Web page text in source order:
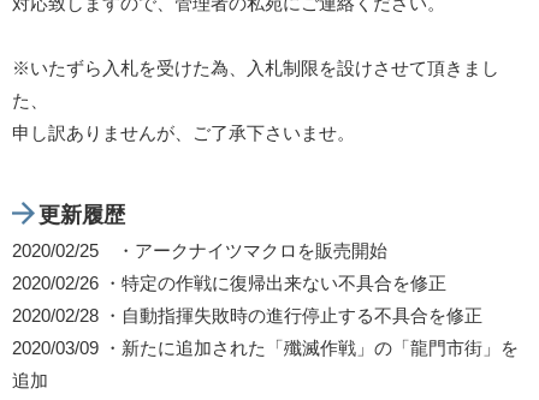
※いたずら入札を受けた為、入札制限を設けさせて頂きまし
た、
申し訳ありませんが、ご了承下さいませ。
更新履歴
2020/02/25 ・アークナイツマクロを販売開始
2020/02/26 ・特定の作戦に復帰出来ない不具合を修正
2020/02/28 ・自動指揮失敗時の進行停止する不具合を修正
2020/03/09 ・新たに追加された「殲滅作戦」の「龍門市街」を
追加